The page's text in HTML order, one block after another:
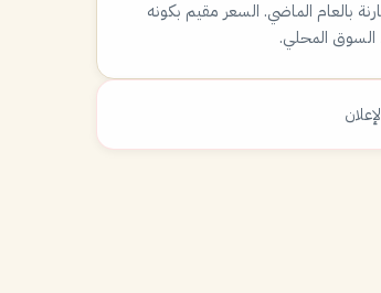
مقارنة بالعام الماضي. السعر مقيم بكونه
المحلي.